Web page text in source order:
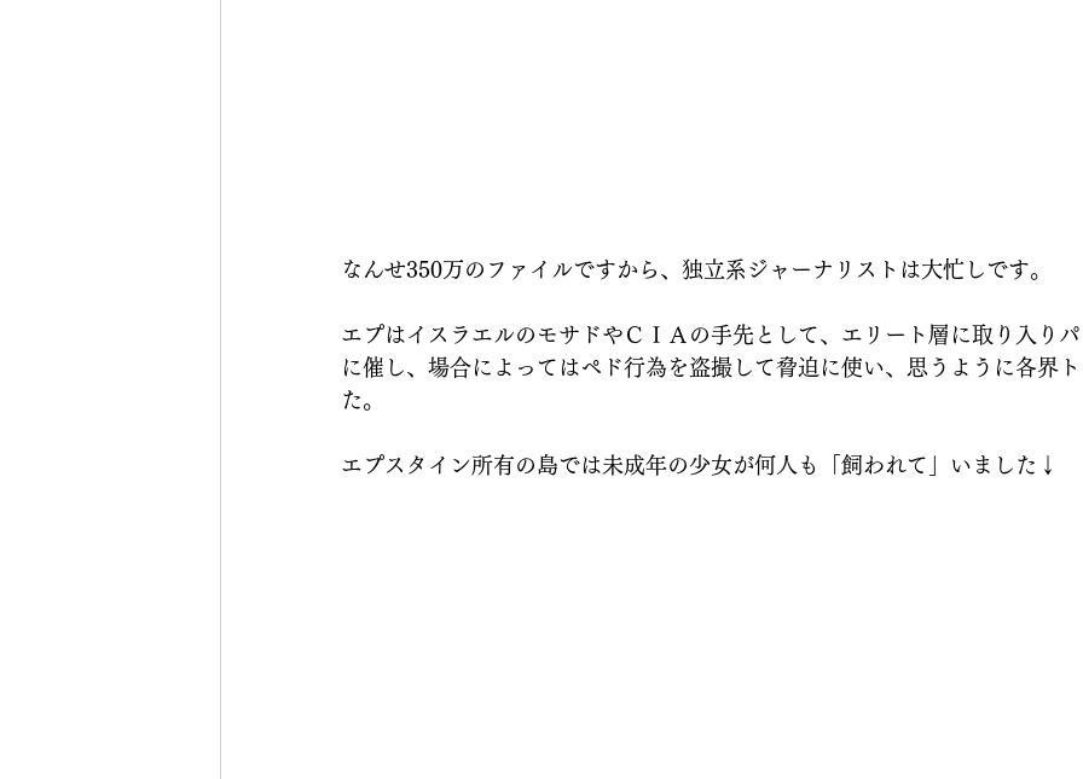
なんせ350万のファイルですから、独立系ジャーナリストは大忙しです。
エプはイスラエルのモサドやＣＩＡの手先として、エリート層に取り入り
に催し、場合によってはペド行為を盗撮して脅迫に使い、思うように各界
た。
エプスタイン所有の島では未成年の少女が何人も「飼われて」いました↓